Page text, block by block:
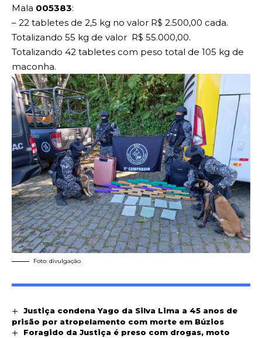
Mala 005383:
– 22 tabletes de 2,5 kg no valor R$ 2.500,00 cada.
Totalizando 55 kg de valor R$ 55.000,00.
Totalizando 42 tabletes com peso total de 105 kg de
maconha.
Foto: divulgação
Justiça condena Yago da Silva Lima a 45 anos de
prisão por atropelamento com morte em Búzios
Foragido da Justiça é preso com drogas, moto